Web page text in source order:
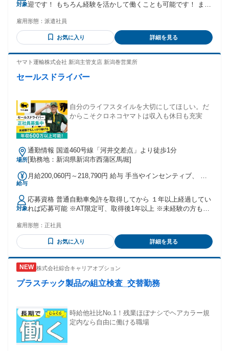
対象迎です！ もちろん経験を活かして働くことも可能です！ まず
雇用形態： 派遣社員
お気に入り 詳細を見る
ヤマト運輸株式会社 新潟主管支店 新潟巻営業所
セールスドライバー
自分のライフスタイルを大切にしてほしい。だ
からこそクロネコヤマトは収入も休日も充実
場所
通勤情報 国道460号線「河井交差点」より徒歩1分
[勤務地：新潟県新潟市西蒲区馬堀]
給与
月給200,060円～218,790円 給与 手当やインセンティブ、 年
＋インセンティブ ＋地域手当 月収・年収例 30歳、残業25時
間、扶養あり (配偶者+子2人) 入社１年目 月収37万円／年収
473万円 入社５年目 月収40万円／年収589万円 30歳、残業25
時間、独身 入社１年目 月収33万円／年収423万円 入社５年目
用期間中は本採用と同条件 通勤手当 1ヶ月分の定期代相当額
※社内規定による 昇給・昇格 半期に１回の昇給、 １年間に
１回昇格のチャンスあり 賞与 半期賞与年2回 業績及び人事評
価に応じて決定 ※社内規定による
対象
応募資格 普通自動車免許を取得してから １年以上経過してい
れば応募可能 ※AT限定可、取得後1年以上 ※未経験の方も歓
働き始められます
雇用形態： 正社員
お気に入り 詳細を見る
株式会社綜合キャリアオプション
プラスチック製品の組立検査_交替勤務
時給他社比No.1！残業ほぼナシでヘアカラー規
定内なら自由に働ける職場